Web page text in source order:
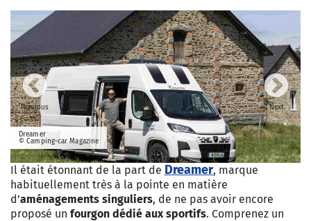
Previous
Dreamer
© Camping-car Magazine
Next
Il était étonnant de la part de Dreamer, marque
habituellement très à la pointe en matière
d’aménagements singuliers, de ne pas avoir encore
proposé un fourgon dédié aux sportifs. Comprenez un